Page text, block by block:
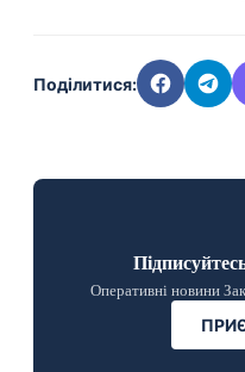
Поділитися:
Оперативні новини